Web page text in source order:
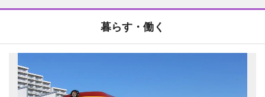
暮らす・働く